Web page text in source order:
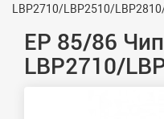
LBP2710/LBP2510/
ЕР 85/86
LBP2710/